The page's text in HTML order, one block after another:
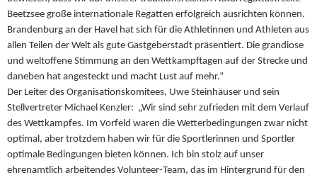
Beetzsee große internationale Regatten erfolgreich ausrichten können.
Brandenburg an der Havel hat sich für die Athletinnen und Athleten aus
allen Teilen der Welt als gute Gastgeberstadt präsentiert. Die grandiose
und weltoffene Stimmung an den Wettkampftagen auf der Strecke und
daneben hat angesteckt und macht Lust auf mehr.“
Der Leiter des Organisationskomitees, Uwe Steinhäuser und sein
Stellvertreter Michael Kenzler: „Wir sind sehr zufrieden mit dem Verlauf
des Wettkampfes. Im Vorfeld waren die Wetterbedingungen zwar nicht
optimal, aber trotzdem haben wir für die Sportlerinnen und Sportler
optimale Bedingungen bieten können. Ich bin stolz auf unser
ehrenamtlich arbeitendes Volunteer-Team, das im Hintergrund für den